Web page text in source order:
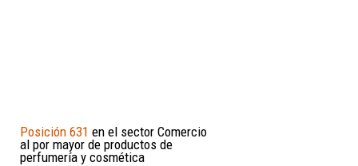
Posición 631 en el sector Comercio
al por mayor de productos de
perfumería y cosmética